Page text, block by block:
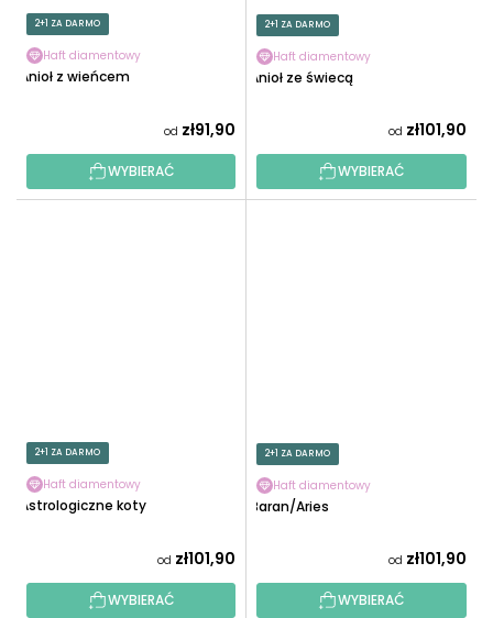
2+1 ZA DARMO
Haft diamentowy
Anioł z wieńcem
od zł91,90
WYBIERAĆ
2+1 ZA DARMO
Haft diamentowy
Anioł ze świecą
od zł101,90
WYBIERAĆ
2+1 ZA DARMO
Haft diamentowy
Astrologiczne koty
od zł101,90
WYBIERAĆ
2+1 ZA DARMO
Haft diamentowy
Baran/Aries
od zł101,90
WYBIERAĆ